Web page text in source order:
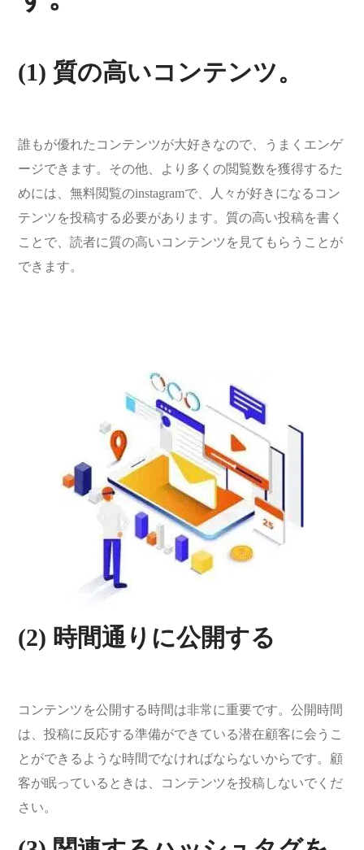
(1) 質の高いコンテンツ。
誰もが優れたコンテンツが大好きなので、うまくエンゲ
ージできます。その他、より多くの閲覧数を獲得するた
めには、無料閲覧のinstagramで、人々が好きになるコン
テンツを投稿する必要があります。質の高い投稿を書く
ことで、読者に質の高いコンテンツを見てもらうことが
できます。
(2) 時間通りに公開する
コンテンツを公開する時間は非常に重要です。公開時間
は、投稿に反応する準備ができている潜在顧客に会うこ
とができるような時間でなければならないからです。顧
客が眠っているときは、コンテンツを投稿しないでくだ
さい。